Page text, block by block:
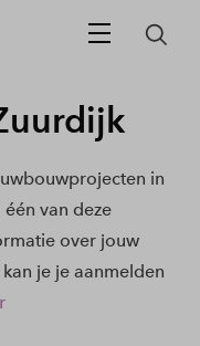
in
van deze
over jouw
je je aanmelden